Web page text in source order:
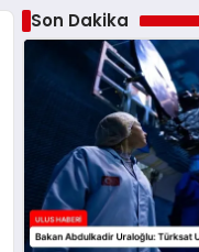
Son Dakika